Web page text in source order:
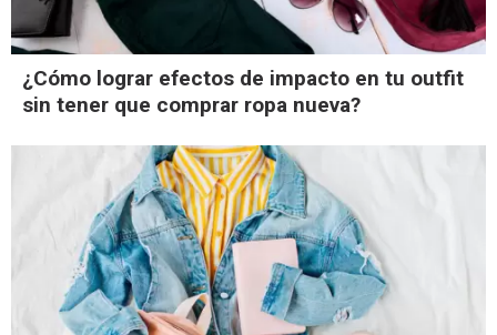
¿Cómo lograr efectos de impacto en tu outfit
sin tener que comprar ropa nueva?